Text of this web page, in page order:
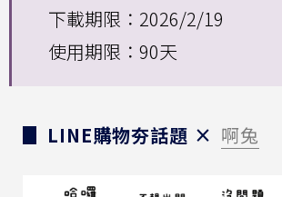
下載期限：2026/2/19
使用期限：90天
▊ LINE購物夯話題 × 啊兔